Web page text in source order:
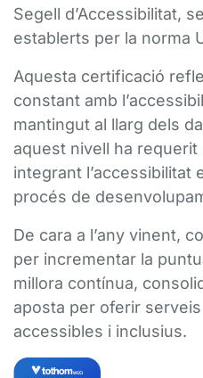
Segell d’Accessibilitat,
establerts per la norma
Aquesta certificació
constant amb
mantingut al llarg dels
aquest nivell ha
integrant l’accessibilitat
procés de
De cara a l’any vinent,
per incrementar la
millora contínua,
aposta per oferir
accessibles i inclusius.